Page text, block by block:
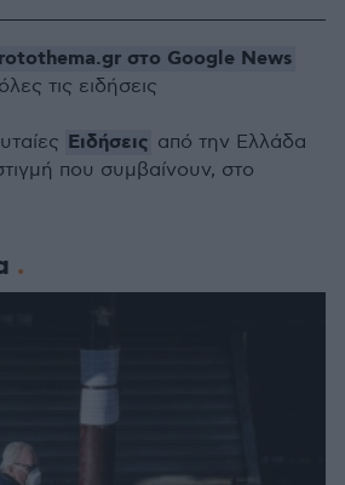
στο Google News
τις ειδήσεις
Ειδήσεις από την Ελλάδα
που συμβαίνουν, στο